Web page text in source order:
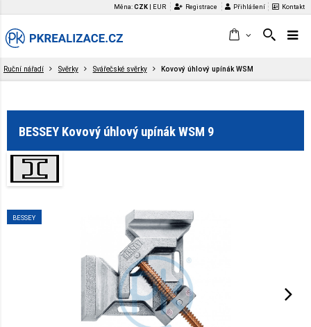
Měna:CZK EUR Registrace Přihlášení Kontakt
Ruční nářadí Svěrky Svářečské svěrky Kovový úhlový upínák WSM
BESSEY Kovový úhlový upínák WSM 9
BESSEY